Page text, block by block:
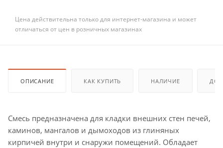
Цена действительна только для интернет-магазина и может
отличаться от цен в розничных магазинах
ОПИСАНИЕ КАК КУПИТЬ НАЛИЧИЕ
Смесь предназначена для кладки внешних стен печей,
каминов, мангалов и дымоходов из глиняных
кирпичей внутри и снаружи помещений. Обладает